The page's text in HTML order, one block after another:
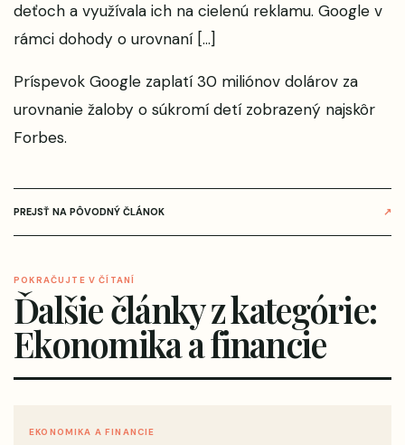
deťoch a využívala ich na cielenú reklamu. Google v
rámci dohody o urovnaní […]
Príspevok Google zaplatí 30 miliónov dolárov za
urovnanie žaloby o súkromí detízobrazený najskôr
Forbes.
PREJSŤ NA PÔVODNÝ ČLÁNOK ↗
POKRAČUJTE V ČÍTANÍ
Ďalšie články z kategórie:
Ekonomika a financie
EKONOMIKA A FINANCIE